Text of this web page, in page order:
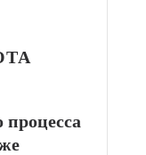
процесса